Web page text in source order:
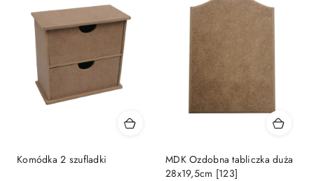
Komódka 2 szufladki
MDK Ozdobna tabliczka duża
28x19,5cm [123]